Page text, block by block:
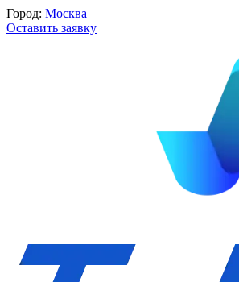
Город: Москва
Оставить заявку